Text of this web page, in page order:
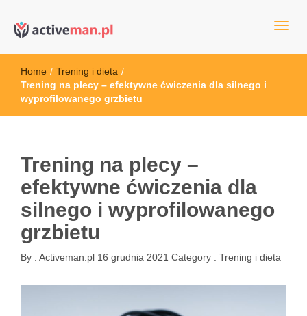
active man – sprzęt sportowy
sportowym
Home / Trening i dieta /
Trening na plecy – efektywne ćwiczenia dla silnego i
wyprofilowanego grzbietu
Trening na plecy –
efektywne ćwiczenia dla
silnego i wyprofilowanego
grzbietu
By : Activeman.pl 16 grudnia 2021 Category : Trening i dieta